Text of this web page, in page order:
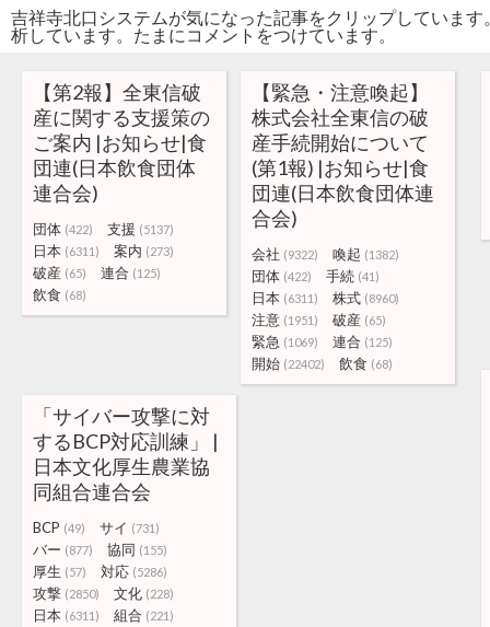
吉祥寺北口システムが気になった記事をクリップしていま
析しています。たまにコメントをつけています。
【第2報】全東信破
産に関する支援策の
ご案内 |お知らせ|食
団連(日本飲食団体
連合会)
団体 (422) 支援 (5137)
日本 (6311) 案内 (273)
破産 (65) 連合 (125)
飲食 (68)
【緊急・注意喚起】
株式会社全東信の破
産手続開始について
(第1報) |お知らせ|食
団連(日本飲食団体連
合会)
会社 (9322) 喚起 (1382)
団体 (422) 手続 (41)
日本 (6311) 株式 (8960)
注意 (1951) 破産 (65)
緊急 (1069) 連合 (125)
開始 (22402) 飲食 (68)
「サイバー攻撃に対
するBCP対応訓練」 |
日本文化厚生農業協
同組合連合会
BCP (49) サイ (731)
バー (877) 協同 (155)
厚生 (57) 対応 (5286)
攻撃 (2850) 文化 (228)
日本 (6311) 組合 (221)